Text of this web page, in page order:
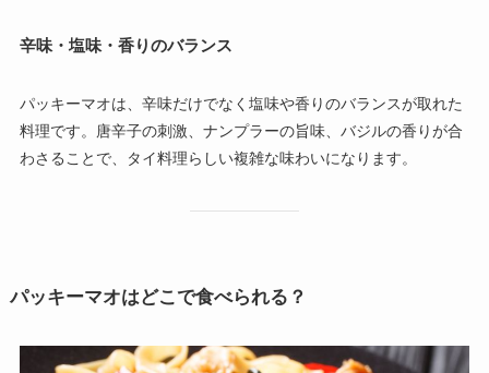
辛味・塩味・香りのバランス
パッキーマオは、辛味だけでなく塩味や香りのバランスが取れた
料理です。唐辛子の刺激、ナンプラーの旨味、バジルの香りが合
わさることで、タイ料理らしい複雑な味わいになります。
パッキーマオはどこで食べられる？